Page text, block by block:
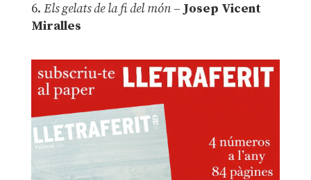
6. Els gelats de la fi del món – Josep Vicent
Miralles